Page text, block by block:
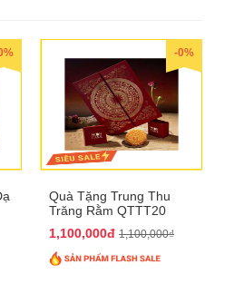
-0%
Quà Tặng Trung Thu
Trăng Rằm QTTT20
1,100,000đ 1,100,000₫